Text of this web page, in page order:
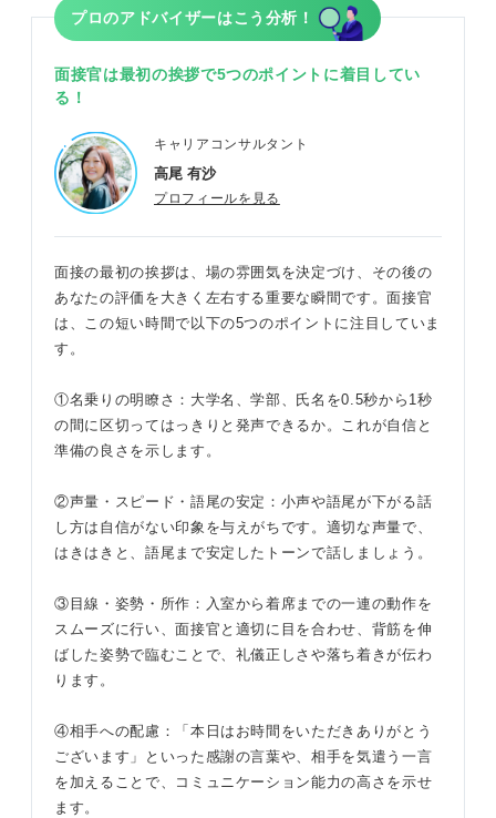
プロのアドバイザーはこう分析！
面接官は最初の挨拶で5つのポイントに着目してい
る！
キャリアコンサルタント
高尾 有沙
プロフィールを見る
面接の最初の挨拶は、場の雰囲気を決定づけ、その後の
あなたの評価を大きく左右する重要な瞬間です。面接官
は、この短い時間で以下の5つのポイントに注目していま
す。
①名乗りの明瞭さ：大学名、学部、氏名を0.5秒から1秒
の間に区切ってはっきりと発声できるか。これが自信と
準備の良さを示します。
②声量・スピード・語尾の安定：小声や語尾が下がる話
し方は自信がない印象を与えがちです。適切な声量で、
はきはきと、語尾まで安定したトーンで話しましょう。
③目線・姿勢・所作：入室から着席までの一連の動作を
スムーズに行い、面接官と適切に目を合わせ、背筋を伸
ばした姿勢で臨むことで、礼儀正しさや落ち着きが伝わ
ります。
④相手への配慮：「本日はお時間をいただきありがとう
ございます」といった感謝の言葉や、相手を気遣う一言
を加えることで、コミュニケーション能力の高さを示せ
ます。